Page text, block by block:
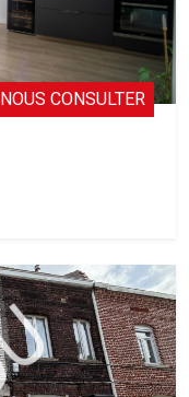
NOUS CONSULTER